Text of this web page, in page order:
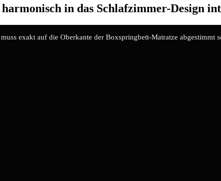
in das Schlafzimmer-Design
exakt auf die Oberkante der Boxspringbett-Matratze